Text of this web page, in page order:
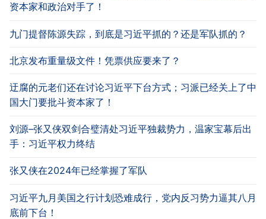
资本家和政治对手了！
九门提督陈源失踪，到底是习近平抓的？还是军队抓的？
北京发布重量级文件！凭票供应要来了？
迂腐的元老们还在讨论习近平下台方式；习派已经关上了中
国大门要批斗资本家了！
刘源–张又侠双剑合璧清处习近平独裁势力，温家宝幕后出
手：习近平权力终结
张又侠在2024年已经掌握了军队
习近平九月美国之行计划恐难成行，党内反习势力逼其八月
底前下台！